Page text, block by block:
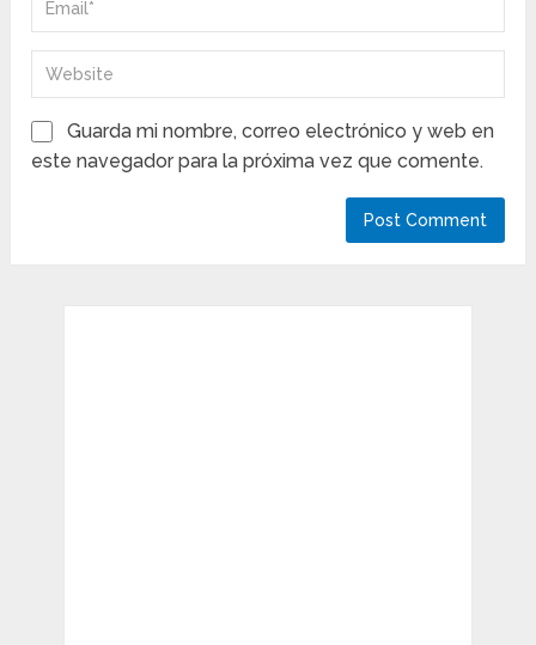
Guarda mi nombre, correo electrónico y web en
este navegador para la próxima vez que comente.